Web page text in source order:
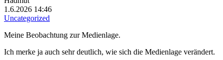
1.6.2026 14:46
Uncategorized
Meine Beobachtung zur Medienlage.
Ich merke ja auch sehr deutlich, wie sich die Medienlage verändert.